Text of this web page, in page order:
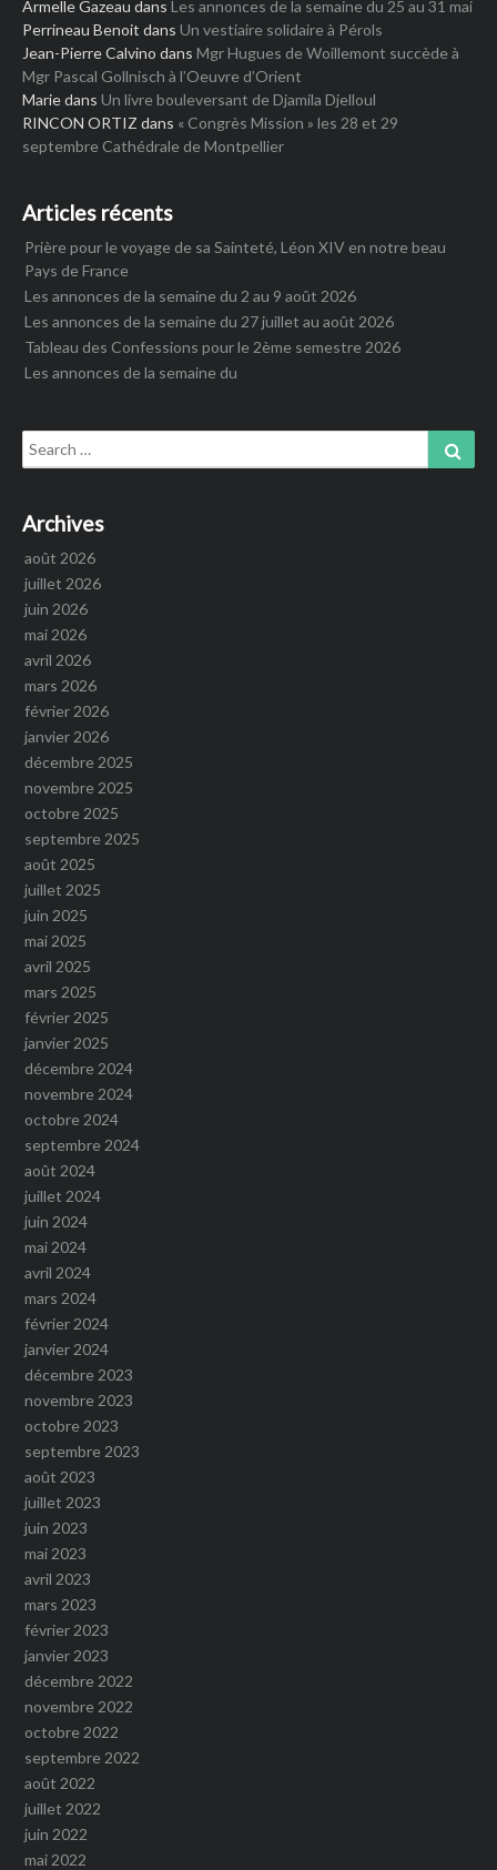
Armelle Gazeau dans Les annonces de la semaine du 25 au 31 mai
Perrineau Benoit dans Un vestiaire solidaire à Pérols
Jean-Pierre Calvino dans Mgr Hugues de Woillemont succède à
Mgr Pascal Gollnisch à l’Oeuvre d’Orient
Mariedans Un livre bouleversant de Djamila Djelloul
RINCON ORTIZ dans « Congrès Mission » les 28 et 29
septembre Cathédrale de Montpellier
Articles récents
Prière pour le voyage de sa Sainteté, Léon XIV en notre beau
Pays de France
Les annonces de la semaine du 2 au 9 août 2026
Les annonces de la semaine du 27 juillet au août 2026
Tableau des Confessions pour le 2ème semestre 2026
Les annonces de la semaine du
Search
for:
Archives
août 2026
juillet 2026
juin 2026
mai 2026
avril 2026
mars 2026
février 2026
janvier 2026
décembre 2025
novembre 2025
octobre 2025
septembre 2025
août 2025
juillet 2025
juin 2025
mai 2025
avril 2025
mars 2025
février 2025
janvier 2025
décembre 2024
novembre 2024
octobre 2024
septembre 2024
août 2024
juillet 2024
juin 2024
mai 2024
avril 2024
mars 2024
février 2024
janvier 2024
décembre 2023
novembre 2023
octobre 2023
septembre 2023
août 2023
juillet 2023
juin 2023
mai 2023
avril 2023
mars 2023
février 2023
janvier 2023
décembre 2022
novembre 2022
octobre 2022
septembre 2022
août 2022
juillet 2022
juin 2022
mai 2022